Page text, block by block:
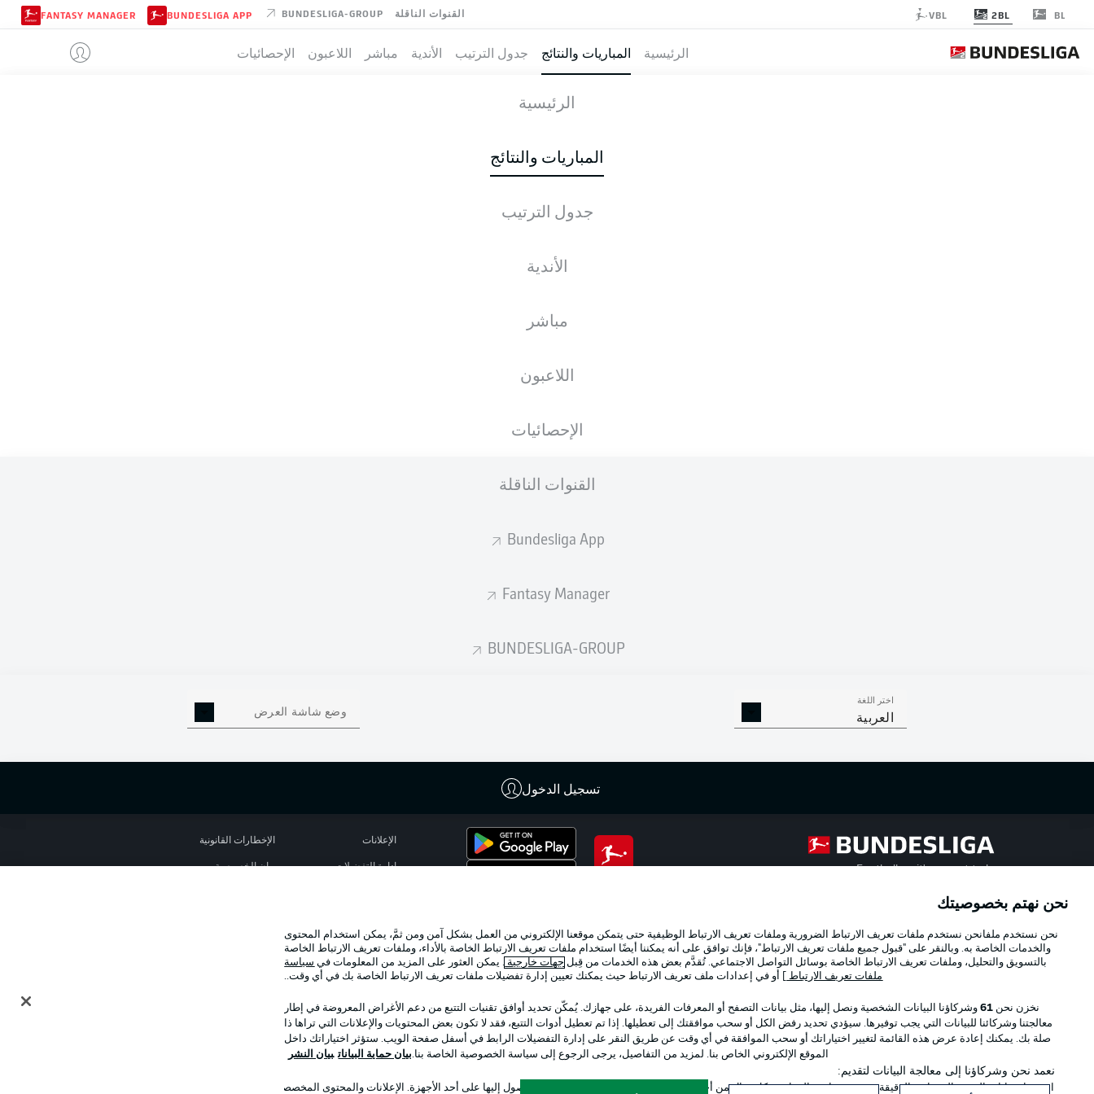
BL
2BL
VBL القنوات الناقلة BUNDESLIGA-GROUP
BUNDESLIGA APP
FANTASY MANAGER
الرئيسية المباريات والنتائج جدول الترتيب الأندية مباشر اللاعبون الإحصائيات
الرئيسية
المباريات والنتائج
جدول الترتيب
الأندية
مباشر
اللاعبون
الإحصائيات
القنوات الناقلة
Bundesliga App
Fantasy Manager
BUNDESLIGA-GROUP
اختر اللغة
العربية وضع شاشة العرض
تسجيل الدخول
التشكيلات
لم يُحدد موعد هذه الجولة بعد.
إعلان
Football as it's meant to be
Official Partners
الإعلانات الإخطارات القانونية
إدارة التفضيلات بيان الخصوصية
اللاعبون
اختر اللغة
نحن نهتم بخصوصيتك
نحن نستخدم ملفانحن نستخدم ملفات تعريف الارتباط الضرورية وملفات تعريف الارتباط الوظيفية حتى يتمكن موقعنا الإلكتروني من العمل بشكل آمن ومن ثمَّ، يمكن استخدام المحتوى
والخدمات الخاصة به. وبالنقر على "قبول جميع ملفات تعريف الارتباط"، فإنك توافق على أنه يمكننا أيضًا استخدام ملفات تعريف الارتباط الخاصة بالأداء، وملفات تعريف الارتباط الخاصة
بالتسويق والتحليل، وملفات تعريف الارتباط الخاصة بوسائل التواصل الاجتماعي. تُقدَّم بعض هذه الخدمات من قِبل جهات خارجية . يمكن العثور على المزيد من المعلومات في سياسة
ملفات تعريف الارتباط
] أو في إعدادات ملف تعريف الارتباط حيث يمكنك تعيين إدارة تفضيلات ملفات تعريف الارتباط الخاصة بك في أي وقت..
نخزن نحن 61وشركاؤنا البيانات الشخصية ونصل إليها، مثل بيانات التصفح أو المعرفات الفريدة، على جهازك. يُمكّن تحديد أوافق تقنيات التتبع من دعم الأغراض المعروضة في إطار
معالجتنا وشركائنا للبيانات التي يجب توفيرها. سيؤدي تحديد رفض الكل أو سحب موافقتك إلى تعطيلها. إذا تم تعطيل أدوات التتبع، فقد لا تكون بعض المحتويات والإعلانات التي تراها ذا
صلة بك. يمكنك إعادة عرض هذه القائمة لتغيير اختياراتك أو سحب الموافقة في أي وقت عن طريق النقر على إدارة التفضيلات الرابط في أسفل صفحة الويب. ستؤثر اختياراتك داخل
الموقع الإلكتروني الخاص بنا. لمزيد من التفاصيل، يرجى الرجوع إلى سياسة الخصوصية الخاصة بنا.بيان حماية البيانات بيان النشر
نعمد نحن وشركاؤنا إلى معالجة البيانات لتقديم:
استخدام بيانات الموقع الجغرافي الدقيقة. فحص خصائص الجهاز بشكل فعال من أجل تحديد الهوية. تخزين المعلومات و/أو الوصول إليها على أحد الأجهزة. الإعلانات والمحتوى المخصصان